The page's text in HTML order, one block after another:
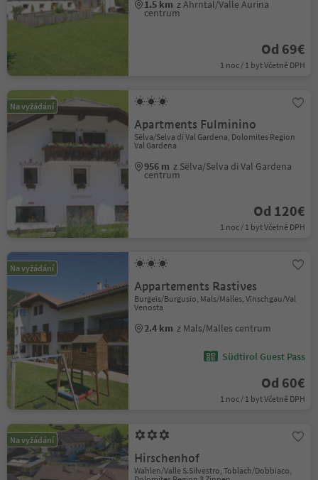
1.5 km z Ahrntal/Valle Aurina
centrum
Od 69€
1 noc / 1 byt Včetně DPH
Na vyžádání
Apartments Fulminino
Sëlva/Selva di Val Gardena, Dolomites Region
Val Gardena
956 m z Sëlva/Selva di Val Gardena
centrum
Od 120€
1 noc / 1 byt Včetně DPH
Na vyžádání
Appartements Rastives
Burgeis/Burgusio, Mals/Malles, Vinschgau/Val
Venosta
2.4 km z Mals/Malles centrum
Südtirol Guest Pass
Od 60€
1 noc / 1 byt Včetně DPH
Na vyžádání
Hirschenhof
Wahlen/Valle S.Silvestro, Toblach/Dobbiaco,